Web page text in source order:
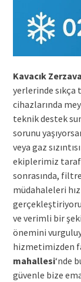
Kavacık
yerlerinde sıkça
cihazlarında
teknik destek
sorunu
veya gaz
ekiplerimiz
sonrasında,
müdahaleleri
ve verimli bir
önemini
hizmetimizden
mahallesi‘nde
güvenle bize